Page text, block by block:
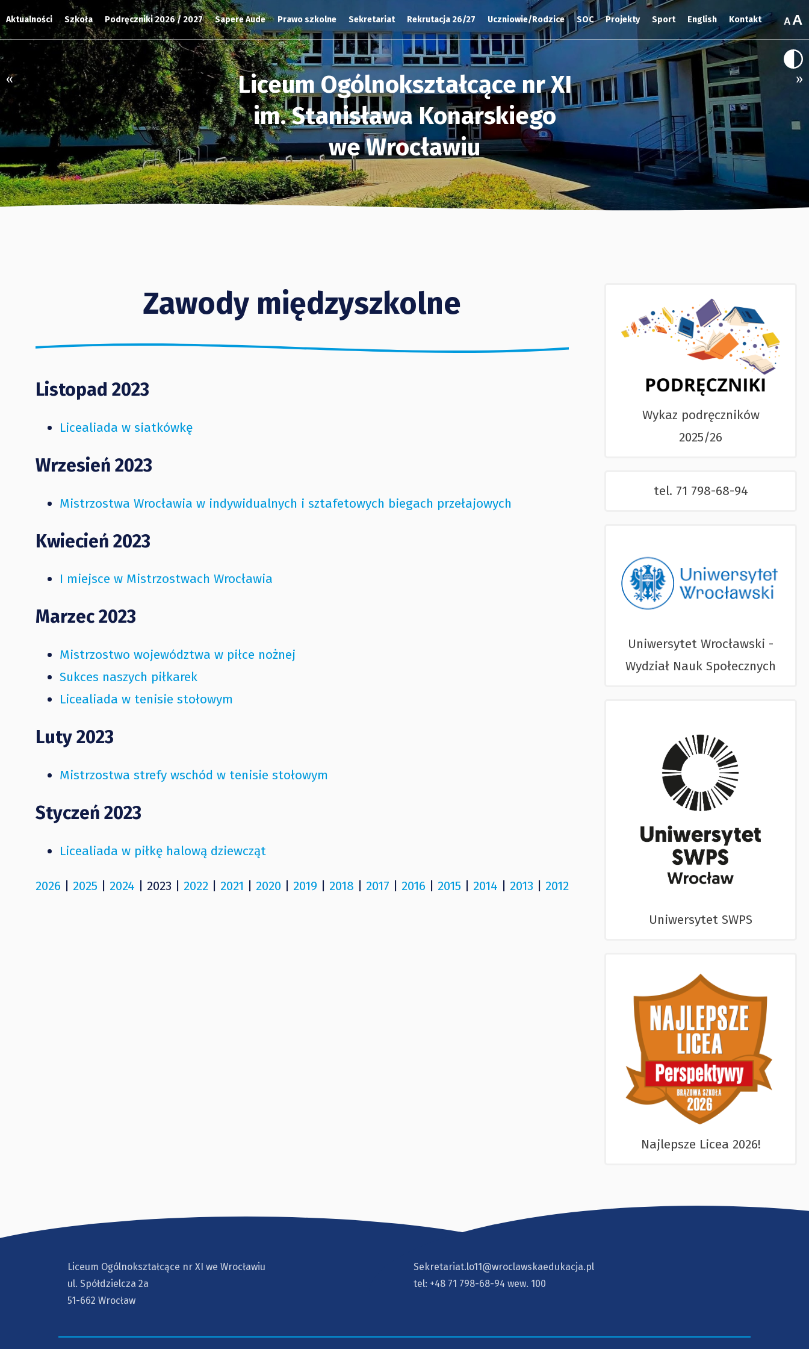
Liceum Ogólnokształcące nr XI
im. Stanisława Konarskiego
we Wrocławiu
« »
Aktualności Szkoła Podręczniki 2026 / 2027 Sapere Aude Prawo szkolne Sekretariat Rekrutacja 26/27 Uczniowie/Rodzice SOC Projekty Sport English Kontakt
Zawody międzyszkolne
Listopad 2023
Licealiada w siatkówkę
Wrzesień 2023
Mistrzostwa Wrocławia w indywidualnych i sztafetowych biegach przełajowych
Kwiecień 2023
I miejsce w Mistrzostwach Wrocławia
Marzec 2023
Mistrzostwo województwa w piłce nożnej
Sukces naszych piłkarek
Licealiada w tenisie stołowym
Luty 2023
Mistrzostwa strefy wschód w tenisie stołowym
Styczeń 2023
Licealiada w piłkę halową dziewcząt
2026 | 2025 | 2024 | 2023 | 2022 | 2021 | 2020 | 2019 | 2018 | 2017 | 2016 | 2015 | 2014 | 2013 | 2012
Wykaz podręczników
2025/26
tel. 71 798-68-94
Uniwersytet Wrocławski -
Wydział Nauk Społecznych
Uniwersytet SWPS
Najlepsze Licea 2026!
Liceum Ogólnokształcące nr XI we Wrocławiu
ul. Spółdzielcza 2a
51-662 Wrocław
Sekretariat.lo11@wroclawskaedukacja.pl
tel: +48 71 798-68-94 wew. 100